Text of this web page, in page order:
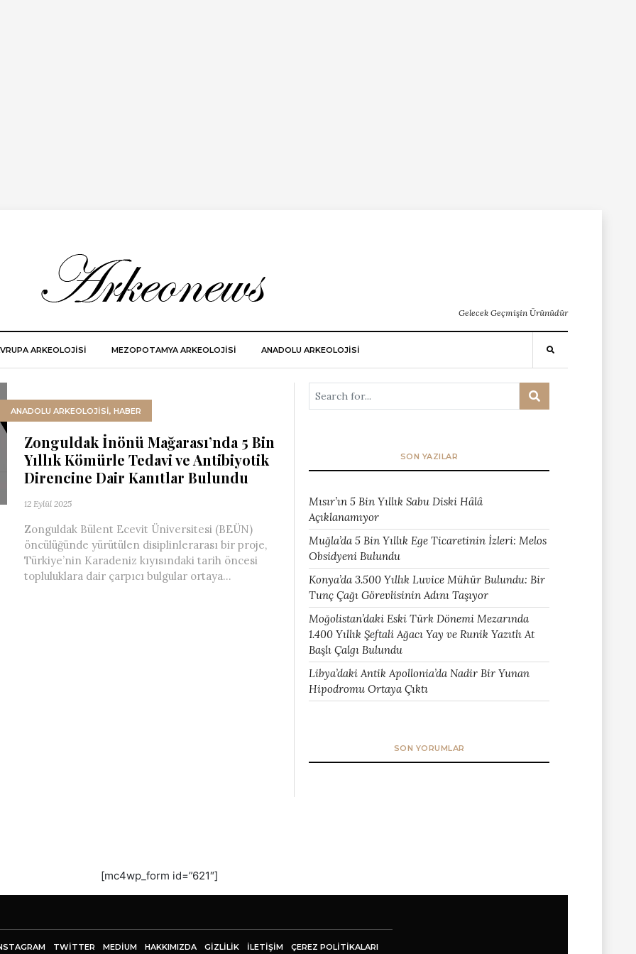
Gelecek Geçmişin Ürünüdür
ARKEOLOJISI MEZOPOTAMYA ARKEOLOJISI ANADOLU ARKEOLOJİSİ
ANADOLU ARKEOLOJİSİ, HABER
Zonguldak İnönü Mağarası’nda 5 Bin
Yıllık Kömürle Tedavi ve Antibiyotik
Direncine Dair Kanıtlar Bulundu
12 Eylül 2025
Zonguldak Bülent Ecevit Üniversitesi (BEÜN)
öncülüğünde yürütülen disiplinlerarası bir proje,
Türkiye’nin Karadeniz kıyısındaki tarih öncesi
topluluklara dair çarpıcı bulgular ortaya...
SON YAZILAR
Mısır’ın 5 Bin Yıllık Sabu Diski Hâlâ
Açıklanamıyor
Muğla’da 5 Bin Yıllık Ege Ticaretinin İzleri: Melos
Obsidyeni Bulundu
Konya’da 3.500 Yıllık Luvice Mühür Bulundu: Bir
Tunç Çağı Görevlisinin Adını Taşıyor
Moğolistan’daki Eski Türk Dönemi Mezarında
1.400 Yıllık Şeftali Ağacı Yay ve Runik Yazıtlı At
Başlı Çalgı Bulundu
Libya’daki Antik Apollonia’da Nadir Bir Yunan
Hipodromu Ortaya Çıktı
SON YORUMLAR
[mc4wp_form id=”621″]
TWITTER MEDIUM HAKKIMIZDA GİZLİLİK İLETIŞIM ÇEREZ POLITIKALARI